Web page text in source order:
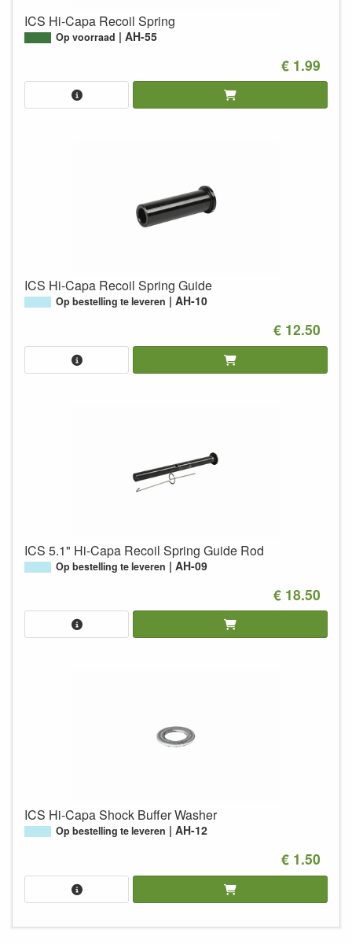
ICS Hi-Capa Recoil Spring
Op voorraad AH-55
€ 1.99
ICS Hi-Capa Recoil Spring Guide
Op bestelling te leveren AH-10
€ 12.50
ICS 5.1" Hi-Capa Recoil Spring Guide Rod
Op bestelling te leveren AH-09
€ 18.50
ICS Hi-Capa Shock Buffer Washer
Op bestelling te leveren AH-12
€ 1.50